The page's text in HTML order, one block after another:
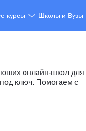
курсы Школы и Вузы
онлайн-школ для
ключ. Помогаем с